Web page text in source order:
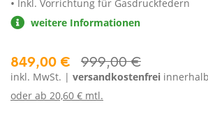
Inkl. Vorrichtung für Gasdruckfedern
weitere Informationen
849,00 € 999,00 €
inkl. MwSt. | versandkostenfrei
oder ab 20,60 € mtl.